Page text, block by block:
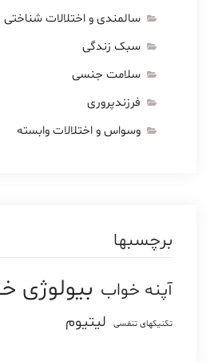
سالمندی و اختلالات شناختی
سبک زندگی
سلامت جنسی
فرزندپروری
وسواس و اختلالات وابسته
برچسبها
آپنه خواب بیولوژی
تکنیکهای تنفسی لیتیوم